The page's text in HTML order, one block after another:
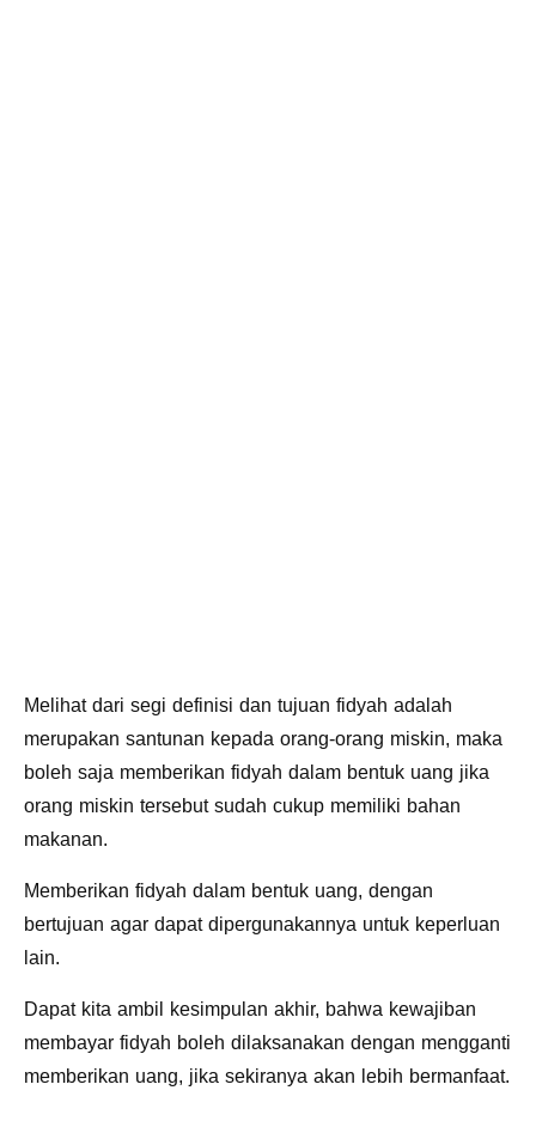
Melihat dari segi definisi dan tujuan fidyah adalah
merupakan santunan kepada orang-orang miskin, maka
boleh saja memberikan fidyah dalam bentuk uang jika
orang miskin tersebut sudah cukup memiliki bahan
makanan.
Memberikan fidyah dalam bentuk uang, dengan
bertujuan agar dapat dipergunakannya untuk keperluan
lain.
Dapat kita ambil kesimpulan akhir, bahwa kewajiban
membayar fidyah boleh dilaksanakan dengan mengganti
memberikan uang, jika sekiranya akan lebih bermanfaat.